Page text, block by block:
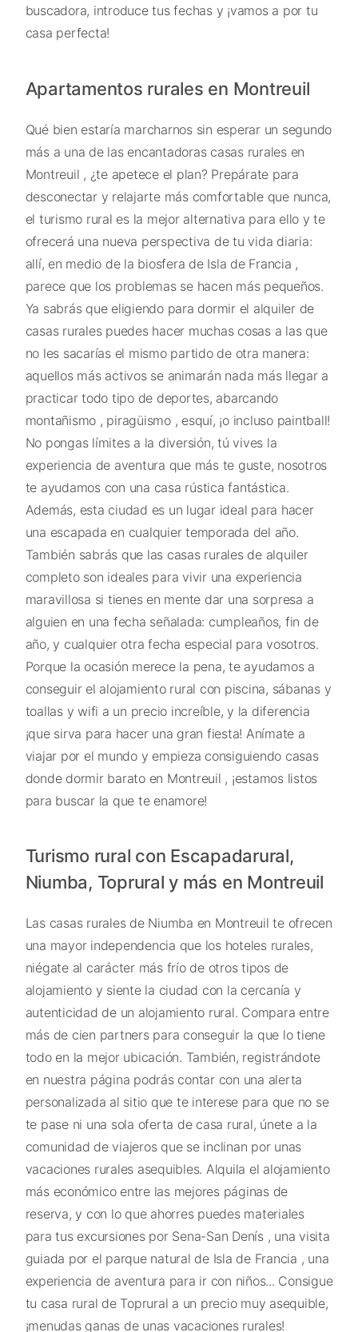
buscadora, introduce tus fechas y ¡vamos a por tu
casa perfecta!
Apartamentos rurales en Montreuil
Qué bien estaría marcharnos sin esperar un segundo
más a una de las encantadoras casas rurales en
Montreuil , ¿te apetece el plan? Prepárate para
desconectar y relajarte más comfortable que nunca,
el turismo rural es la mejor alternativa para ello y te
ofrecerá una nueva perspectiva de tu vida diaria:
allí, en medio de la biosfera de Isla de Francia ,
parece que los problemas se hacen más pequeños.
Ya sabrás que eligiendo para dormir el alquiler de
casas rurales puedes hacer muchas cosas a las que
no les sacarías el mismo partido de otra manera:
aquellos más activos se animarán nada más llegar a
practicar todo tipo de deportes, abarcando
montañismo , piragüismo , esquí, ¡o incluso paintball!
No pongas límites a la diversión, tú vives la
experiencia de aventura que más te guste, nosotros
te ayudamos con una casa rústica fantástica.
Además, esta ciudad es un lugar ideal para hacer
una escapada en cualquier temporada del año.
También sabrás que las casas rurales de alquiler
completo son ideales para vivir una experiencia
maravillosa si tienes en mente dar una sorpresa a
alguien en una fecha señalada: cumpleaños, fin de
año, y cualquier otra fecha especial para vosotros.
Porque la ocasión merece la pena, te ayudamos a
conseguir el alojamiento rural con piscina, sábanas y
toallas y wifi a un precio increíble, y la diferencia
¡que sirva para hacer una gran fiesta! Anímate a
viajar por el mundo y empieza consiguiendo casas
donde dormir barato en Montreuil , ¡estamos listos
para buscar la que te enamore!
Turismo rural con Escapadarural,
Niumba, Toprural y más en Montreuil
Las casas rurales de Niumba en Montreuil te ofrecen
una mayor independencia que los hoteles rurales,
niégate al carácter más frío de otros tipos de
alojamiento y siente la ciudad con la cercanía y
autenticidad de un alojamiento rural. Compara entre
más de cien partners para conseguir la que lo tiene
todo en la mejor ubicación. También, registrándote
en nuestra página podrás contar con una alerta
personalizada al sitio que te interese para que no se
te pase ni una sola oferta de casa rural, únete a la
comunidad de viajeros que se inclinan por unas
vacaciones rurales asequibles. Alquila el alojamiento
más económico entre las mejores páginas de
reserva, y con lo que ahorres puedes materiales
para tus excursiones por Sena-San Denís , una visita
guiada por el parque natural de Isla de Francia , una
experiencia de aventura para ir con niños... Consigue
tu casa rural de Toprural a un precio muy asequible,
¡menudas ganas de unas vacaciones rurales!